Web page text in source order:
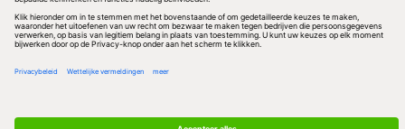
Redactionele partner
Algemene Voorwaarden & Copyrights